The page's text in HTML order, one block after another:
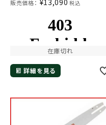
販売価格： ¥13,090 税込
在庫切れ
詳細を見る